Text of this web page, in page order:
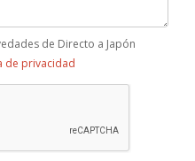
de Directo a Japón
de privacidad